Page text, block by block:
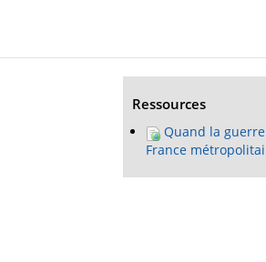
Ressources
Quand la
France